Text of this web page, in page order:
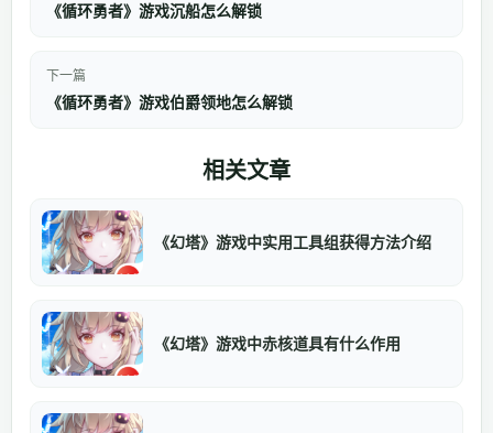
《循环勇者》游戏沉船怎么解锁
下一篇
《循环勇者》游戏伯爵领地怎么解锁
相关文章
《幻塔》游戏中实用工具组获得方法介绍
《幻塔》游戏中赤核道具有什么作用